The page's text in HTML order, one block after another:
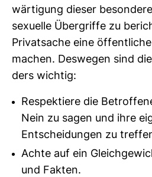
wär­ti­gung dieser
sexu­elle Über­griffe zu
Pri­vat­sache eine
machen. Des­wegen sind
ders wichtig:
Respektiere die
Nein zu sagen und ihre
Entscheidungen zu
Achte auf ein
und Fakten.